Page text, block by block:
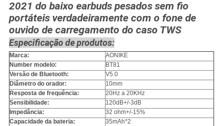
2021 do baixo earbuds pesados sem fio
portáteis verdadeiramente com o fone de
ouvido de carregamento do caso TWS
Especificação de produtos:
Marca:
AONIKE
Number modelo:
BT81
Versão de Bluetooth:
V5.0
Diâmetro do orador:
10mm
Resposta de frequência:
20Hz a 20KHz
Sensibilidade:
120dB+/-3dB
Impedância:
32 ohm+/-15%
Capacidade da bateria:
35mAh*2